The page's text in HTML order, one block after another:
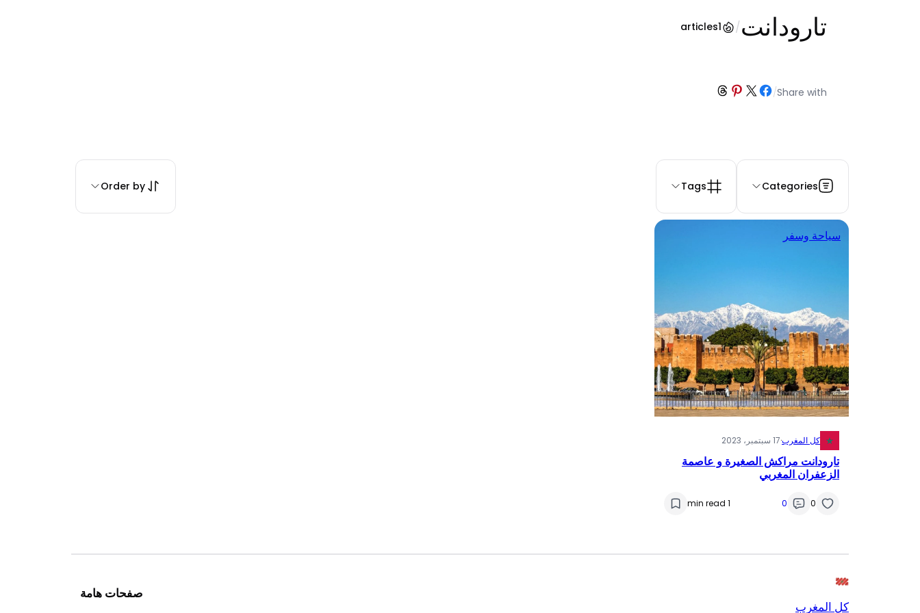
تارودانت/
1
articles
Share with
/
Share on Facebook
Share on X
Share on Pinterest
Share on Threads
Categories
Tags
Order by
سياحة وسفر
كل المغرب·17 سبتمبر، 2023
تارودانت مراكش الصغيرة و عاصمة
الزعفران المغربي
0
0
1 min read
كل المغرب
صفحات هامة